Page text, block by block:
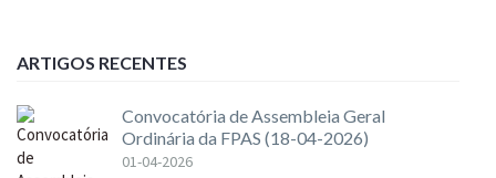
ARTIGOS RECENTES
Convocatória de Assembleia Geral
Ordinária da FPAS (18-04-2026)
01-04-2026